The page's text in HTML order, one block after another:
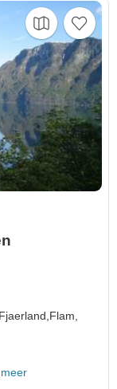
Fjaerland, Flam,